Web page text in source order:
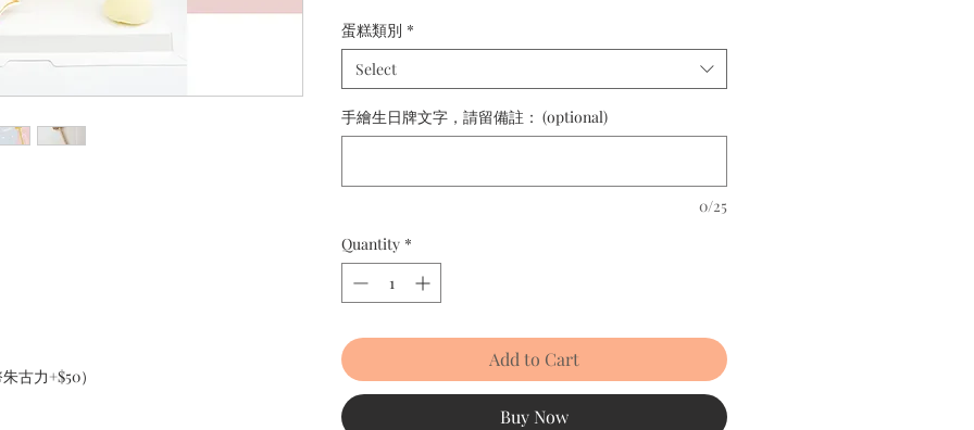
古力+$50）
蛋糕類別 *
Select
手繪生日牌文字，請留備註： (optional)
0/25
Quantity *
Add to Cart
Buy Now